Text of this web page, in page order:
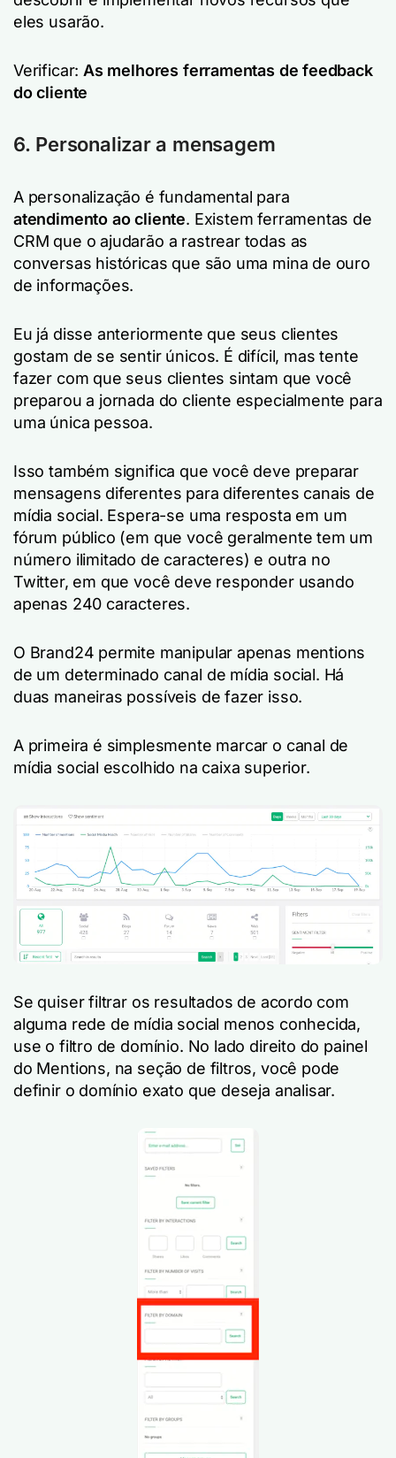
eles usarão.
Verificar: As melhores ferramentas de feedback
do cliente
6. Personalizar a mensagem
A personalização é fundamental para
atendimento ao cliente. Existem ferramentas de
CRM que o ajudarão a rastrear todas as
conversas históricas que são uma mina de ouro
de informações.
Eu já disse anteriormente que seus clientes
gostam de se sentir únicos. É difícil, mas tente
fazer com que seus clientes sintam que você
preparou a jornada do cliente especialmente para
uma única pessoa.
Isso também significa que você deve preparar
mensagens diferentes para diferentes canais de
mídia social. Espera-se uma resposta em um
fórum público (em que você geralmente tem um
número ilimitado de caracteres) e outra no
Twitter, em que você deve responder usando
apenas 240 caracteres.
O Brand24 permite manipular apenas mentions
de um determinado canal de mídia social. Há
duas maneiras possíveis de fazer isso.
A primeira é simplesmente marcar o canal de
mídia social escolhido na caixa superior.
Se quiser filtrar os resultados de acordo com
alguma rede de mídia social menos conhecida,
use o filtro de domínio. No lado direito do painel
do Mentions, na seção de filtros, você pode
definir o domínio exato que deseja analisar.